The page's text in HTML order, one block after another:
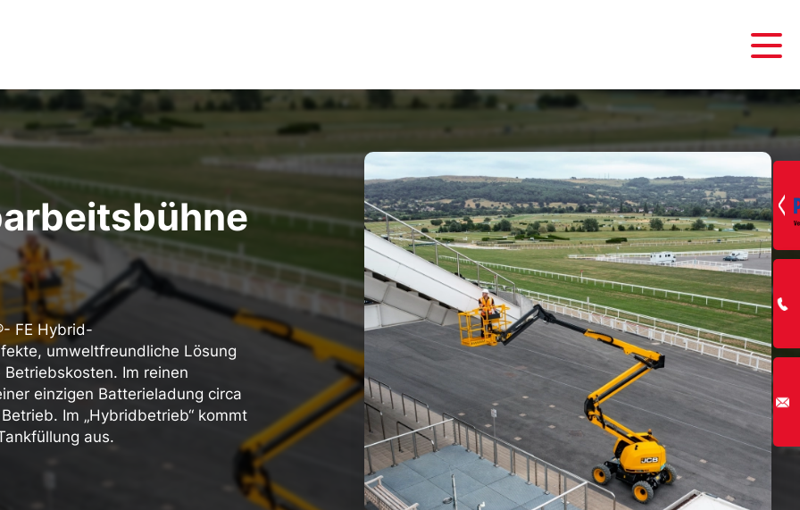
FE Hybrid-
umweltfreundliche Lösung
Im reinen
einzigen Batterieladung circa
Im „Hybridbetrieb“ kommt
aus.